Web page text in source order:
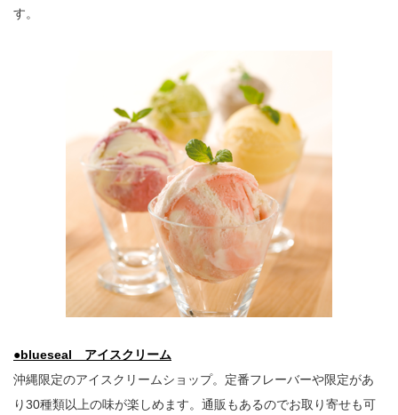
す。
●blueseal アイスクリーム
沖縄限定のアイスクリームショップ。定番フレーバーや限定があ
り30種類以上の味が楽しめます。通販もあるのでお取り寄せも可